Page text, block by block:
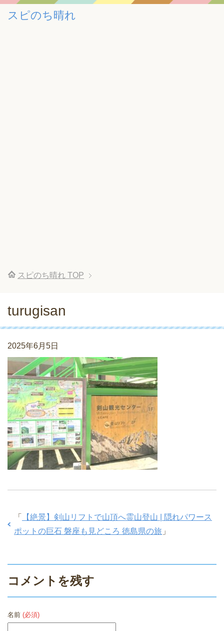
スピのち晴れ
スピのち晴れ TOP
turugisan
2025年6月5日
「
【絶景】剣山リフトで山頂へ霊山登山 | 隠れパワース
ポットの巨石 磐座も見どころ 徳島県の旅 」
コメントを残す
名前 (必須)